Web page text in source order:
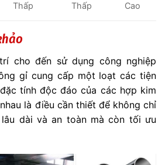
Thấp Thấp Cao
cho đến sử dụng công nghiệp
gỉ cung cấp một loạt các tiện
tính độc đáo của các hợp kim
là điều cần thiết để không chỉ
dài và an toàn mà còn tối ưu